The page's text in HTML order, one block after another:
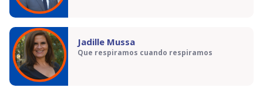
Jadille Mussa
Que respiramos cuando respiramos